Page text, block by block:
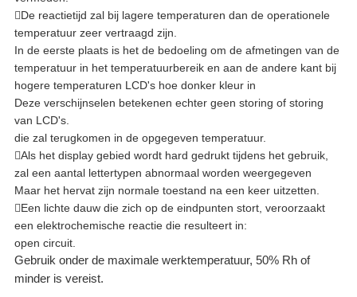
De reactietijd zal bij lagere temperaturen dan de operationele
temperatuur zeer vertraagd zijn.
In de eerste plaats is het de bedoeling om de afmetingen van de
temperatuur in het temperatuurbereik en aan de andere kant bij
hogere temperaturen LCD's hoe donker kleur in
Deze verschijnselen betekenen echter geen storing of storing
van LCD's.
die zal terugkomen in de opgegeven temperatuur.
Als het display gebied wordt hard gedrukt tijdens het gebruik,
zal een aantal lettertypen abnormaal worden weergegeven
Maar het hervat zijn normale toestand na een keer uitzetten.
Een lichte dauw die zich op de eindpunten stort, veroorzaakt
een elektrochemische reactie die resulteert in:
open circuit.
Gebruik onder de maximale werktemperatuur, 50% Rh of
minder is vereist.